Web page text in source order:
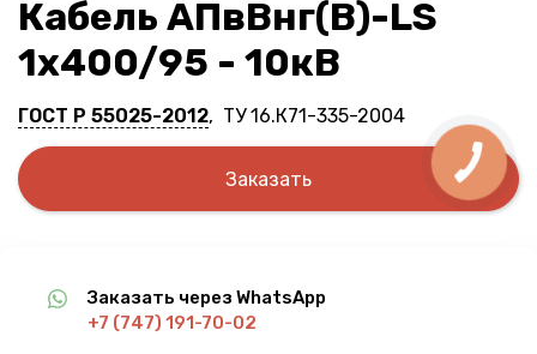
Кабель АПвВнг(B)-LS
1х400/95 - 10кВ
ГОСТ Р 55025-2012, ТУ 16.К71-335-2004
Заказать
Заказать через WhatsApp
+7 (747) 191-70-02